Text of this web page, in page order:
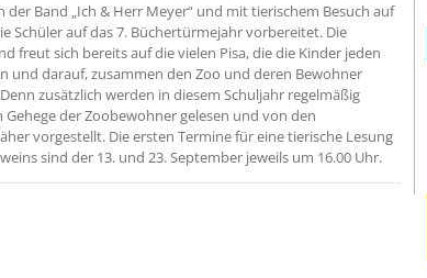
der Band „Ich & Herr Meyer“ und mit tierischem Besuch auf
Schüler auf das 7. Büchertürmejahr vorbereitet. Die
freut sich bereits auf die vielen Pisa, die die Kinder jeden
und darauf, zusammen den Zoo und deren Bewohner
zusätzlich werden in diesem Schuljahr regelmäßig
Gehege der Zoobewohner gelesen und von den
vorgestellt. Die ersten Termine für eine tierische Lesung
sind der 13. und 23. September jeweils um 16.00 Uhr.